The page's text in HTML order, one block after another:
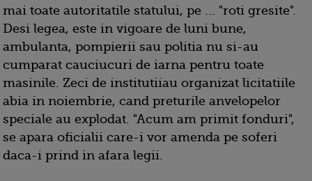
mai toate autoritatile statului, pe ... "roti gresite".
Desi legea, este in vigoare de luni bune,
ambulanta, pompierii sau politia nu si-au
cumparat cauciucuri de iarna pentru toate
masinile. Zeci de institutiiau organizat licitatiile
abia in noiembrie, cand preturile anvelopelor
speciale au explodat. "Acum am primit fonduri",
se apara oficialii care-i vor amenda pe soferi
daca-i prind in afara legii.